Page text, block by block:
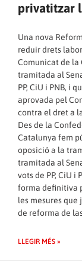
privatitzar
Una nova
reduir drets
Comunicat de la
tramitada al
PP, CiU i PNB, i
aprovada pel
contra el dret a
Des de la
Catalunya fem
oposició a la
tramitada al
vots de PP, CiU i
forma definitiva
les mesures
de reforma de
LLEGIR MÉS »